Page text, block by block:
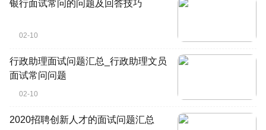
银行面试常问的问题及回答技巧
02-10
行政助理面试问题汇总_行政助理文员
面试常问问题
02-10
2020招聘创新人才的面试问题汇总